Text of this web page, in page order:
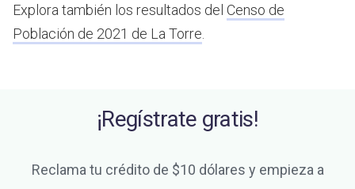
Explora también los resultados del Censo de
Población de 2021 de La Torre
¡Regístrate gratis!
Reclama tu crédito de $10 dólares y empieza a